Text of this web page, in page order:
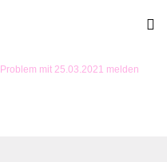
Problem mit 25.03.2021 melden